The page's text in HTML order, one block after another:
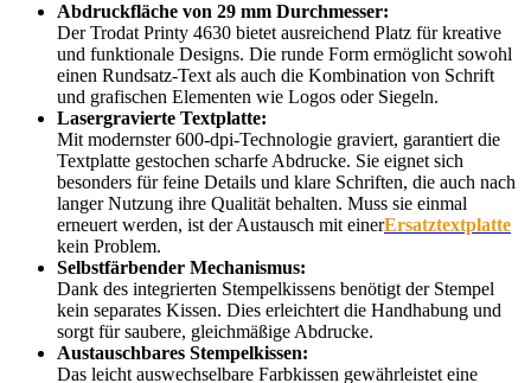
Abdruckfläche von 29 mm Durchmesser:
Der Trodat Printy 4630 bietet ausreichend Platz für kreative
und funktionale Designs. Die runde Form ermöglicht sowohl
einen Rundsatz-Text als auch die Kombination von Schrift
und grafischen Elementen wie Logos oder Siegeln.
Lasergravierte Textplatte:
Mit modernster 600-dpi-Technologie graviert, garantiert die
Textplatte gestochen scharfe Abdrucke. Sie eignet sich
besonders für feine Details und klare Schriften, die auch nach
langer Nutzung ihre Qualität behalten. Muss sie einmal
erneuert werden, ist der Austausch mit einerErsatztextplatte
kein Problem.
Selbstfärbender Mechanismus:
Dank des integrierten Stempelkissens benötigt der Stempel
kein separates Kissen. Dies erleichtert die Handhabung und
sorgt für saubere, gleichmäßige Abdrucke.
Austauschbares Stempelkissen:
Das leicht auswechselbare Farbkissen gewährleistet eine